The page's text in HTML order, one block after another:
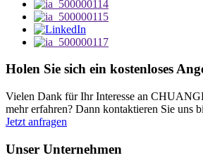
Holen Sie sich ein kostenloses
Vielen Dank für Ihr Interesse an
mehr erfahren? Dann kontaktieren Sie uns
Jetzt anfragen
Unser Unternehmen